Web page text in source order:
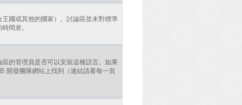
國或其他的國家）。討論區並未對標準
間差。
的管理員是否可以安裝這種語言。如果
開發團隊網站上找到（連結請看每一頁